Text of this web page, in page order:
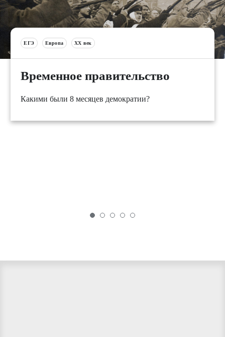
ЕГЭ Европа XX век
Временное правительство
Какими были 8 месяцев демократии?